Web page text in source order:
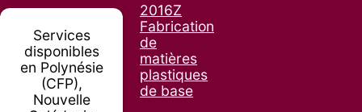
Services
disponibles
en Polynésie
(CFP),
Nouvelle
2016Z
Fabrication
de
matières
plastiques
de base